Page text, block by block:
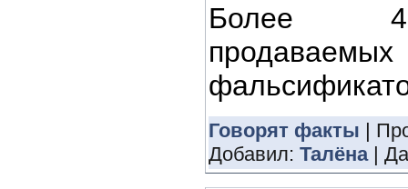
Более
Говорят факты |
Добавил: Талёна|